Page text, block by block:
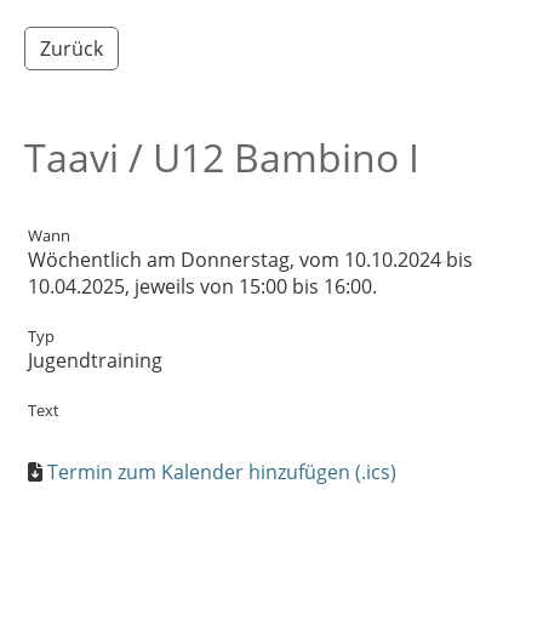
Zurück
Taavi / U12 Bambino I
Wann
Wöchentlich am Donnerstag, vom 10.10.2024 bis
10.04.2025, jeweils von 15:00 bis 16:00.
Typ
Jugendtraining
Text
Termin zum Kalender hinzufügen (.ics)